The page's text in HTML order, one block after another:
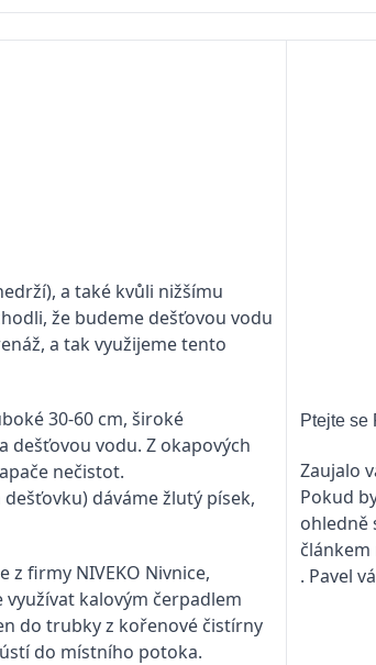
a také kvůli nižšímu
že budeme dešťovou vodu
a tak využijeme tento
30-60 cm, široké
dešťovou vodu. Z okapových
nečistot.
dáváme žlutý písek,
z firmy NIVEKO Nivnice,
kalovým čerpadlem
do trubky z kořenové čistírny
do místního potoka.
Ptejte se
Zaujalo
Pokud
ohledně
. Pavel